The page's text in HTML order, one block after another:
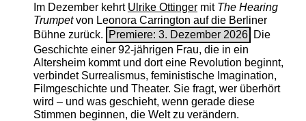
Im Dezember kehrt Ulrike Ottingermit The ­Hearing
Trumpetvon Leonora Carrington auf die Berliner
Bühne zurück.
Premiere: 3. Dezember 2026 Die
Geschichte einer 92-jährigen Frau, die in ein
Altersheim kommt und dort eine Revolution beginnt,
verbindet Surrealismus, feministische Imagination,
Filmgeschichte und Theater. Sie fragt, wer überhört
wird – und was geschieht, wenn gerade diese
Stimmen beginnen, die Welt zu verändern.